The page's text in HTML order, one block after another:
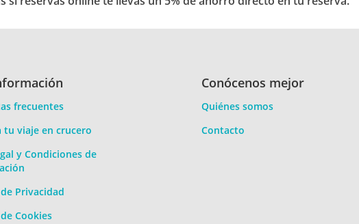
frecuentes
tu viaje en crucero
y Condiciones de
Privacidad
Cookies
Conócenos mejor
Quiénes somos
Contacto